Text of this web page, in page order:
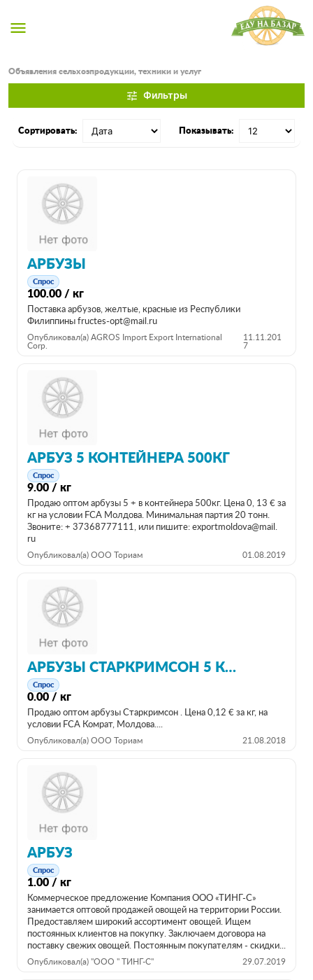
menu
Объявления сельхозпродукции, техники и услуг
tune Фильтры
Сортировать: Показывать:
АРБУЗЫ
Спрос
100.00 / кг
Поставка арбузов, желтые, красные из Республики
Филиппины fructes-opt@mail.ru
Опубликовал(а) AGROS Import Export International
Corp.
11.11.201
7
АРБУЗ 5 КОНТЕЙНЕРА 500КГ
Спрос
9.00 / кг
Продаю оптом арбузы 5 + в контейнера 500кг. Цена 0, 13 € за
кг на условии FCA Молдова. Минимальная партия 20 тонн.
Звоните: + 37368777111, или пишите: exportmoldova@mail.
ru
Опубликовал(а) ООО Ториам 01.08.2019
АРБУЗЫ СТАРКРИМСОН 5 КГ +
Спрос
0.00 / кг
Продаю оптом арбузы Старкримсон . Цена 0,12 € за кг, на
условии FCA Комрат, Молдова....
Опубликовал(а) ООО Ториам 21.08.2018
АРБУЗ
Спрос
1.00 / кг
Коммерческое предложение Компания ООО «ТИНГ-С»
занимается оптовой продажей овощей на территории России.
Предоставляем широкий ассортимент овощей. Ищем
постоянных клиентов на покупку. Заключаем договора на
поставку свежих овощей. Постоянным покупателям - скидки...
Опубликовал(а) "ООО " ТИНГ-С" 29.07.2019